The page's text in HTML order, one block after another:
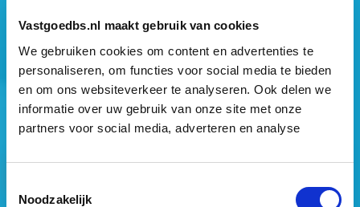
Vastgoedbs.nl maakt gebruik van cookies
We gebruiken cookies om content en advertenties te
personaliseren, om functies voor social media te bieden
en om ons websiteverkeer te analyseren. Ook delen we
informatie over uw gebruik van onze site met onze
partners voor social media, adverteren en analyse
Noodzakelijk
Mogen wij jouw gegevens opslaan? *
Ja, ik geef toestemming om mijn gegevens op te slaan
en mij te informeren over het laatste vastgoednieuws.